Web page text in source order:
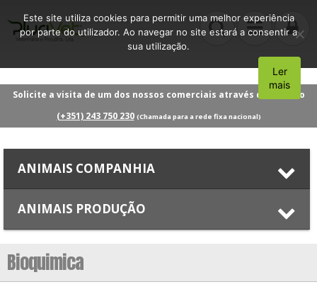
Solicite a visita de um dos nossos comerciais através do número
(+351) 243 750 230 (Chamada para a rede fixa nacional)
ANIMAIS COMPANHIA
ANIMAIS PRODUÇÃO
Bioquimica
Este site utiliza cookies para permitir uma melhor experiência
por parte do utilizador. Ao navegar no site estará a consentir a
sua utilização.
Aceito
Ler
mais